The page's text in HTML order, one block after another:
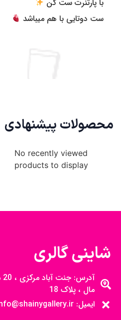
با پارتنرت ست کن
ست دوتایی با هم میباشد
محصولات پیشنهادی
No recently viewed
products to display
شاینی گالری
مال ، پلاک 18
ایمیل: info@shainygallery.ir